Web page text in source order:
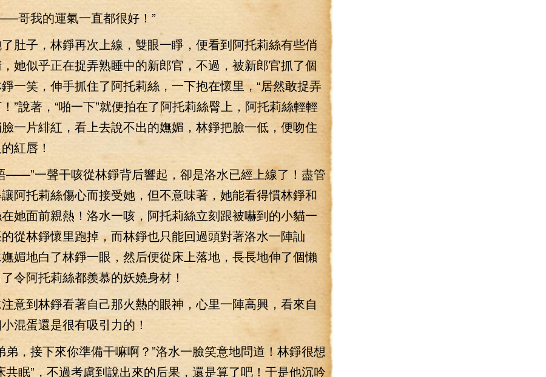
我的運氣一直都很好！”
子，林錚再次上線，雙眼一睜，便看到阿托莉絲有些俏
她似乎正在捉弄熟睡中的新郎官，不過，被新郎官抓了個
一笑，伸手抓住了阿托莉絲，一下抱在懷里，“居然敢捉弄
”說著，“啪一下”就便拍在了阿托莉絲臀上，阿托莉絲輕輕
一片緋紅，看上去說不出的嫵媚，林錚把臉一低，便吻住
紅唇！
一聲干咳從林錚背后響起，卻是洛水已經上線了！盡管
阿托莉絲傷心而接受她，但不意味著，她能看得慣林錚和
她面前親熱！洛水一咳，阿托莉絲立刻跟被嚇到的小貓一
從林錚懷里跑掉，而林錚也只能回過頭對著洛水一陣訕
媚地白了林錚一眼，然后便從床上落地，長長地伸了個懶
令阿托莉絲都羨慕的妖嬈身材！
到林錚看著自己那火熱的眼神，心里一陣高興，看來自
混蛋還是很有吸引力的！
接下來你準備干嘛啊？”洛水一臉笑意地問道！林錚很想
共眠”，不過考慮到說出來的后果，還是算了吧！于是他沉吟